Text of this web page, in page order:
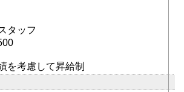
タッフ
を考慮して昇給制